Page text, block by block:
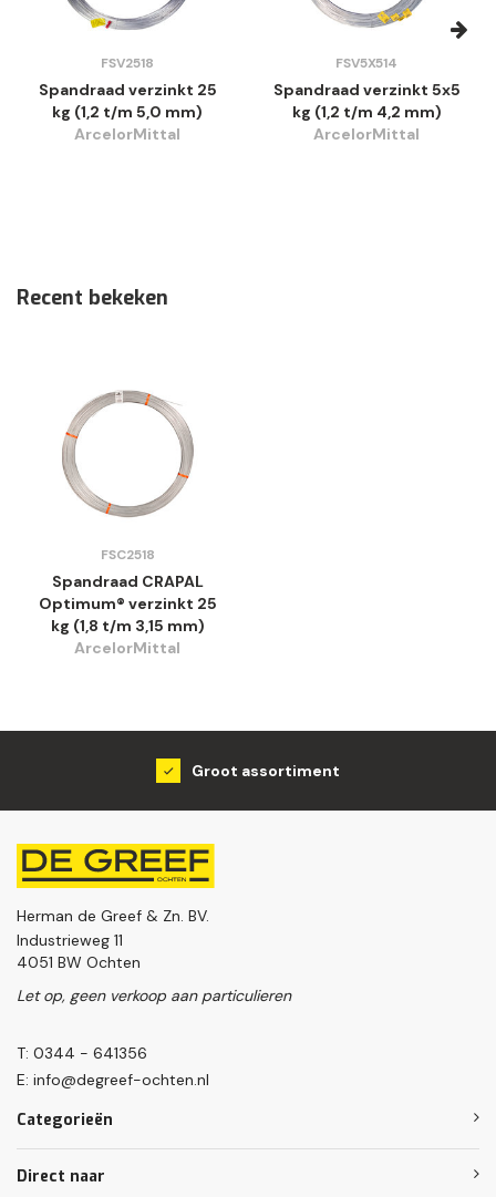
FSV2518
Spandraad verzinkt 25
kg (1,2 t/m 5,0 mm)
ArcelorMittal
FSV5X514
Spandraad verzinkt 5x5
kg (1,2 t/m 4,2 mm)
ArcelorMittal
Recent bekeken
FSC2518
Spandraad CRAPAL
Optimum® verzinkt 25
kg (1,8 t/m 3,15 mm)
ArcelorMittal
Groot assortiment
Herman de Greef & Zn. BV.
Industrieweg 11
4051 BW Ochten
Let op, geen verkoop aan particulieren
T: 0344 - 641356
E: info@degreef-ochten.nl
Categorieën
Direct naar